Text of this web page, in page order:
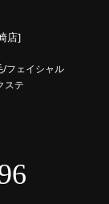
店]
/フェイシャル
ステ